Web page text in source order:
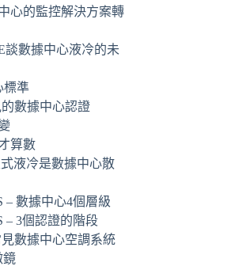
心的監控解決方案轉
談數據中心液冷的未
標準
數據中心認證
算數
式液冷是數據中心散
– 數據中心4個層級
– 3個認證的階段
數據中心空調系統
鏡